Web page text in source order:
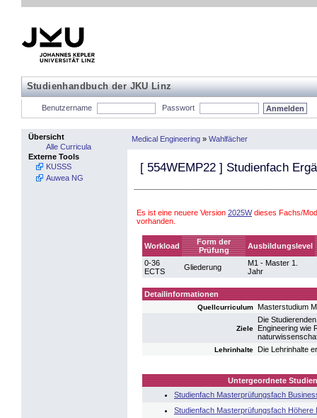
Studienhandbuch der JKU Linz
Benutzername Passwort
Übersicht
Alle Curricula
Externe Tools
KUSSS
Auwea NG
Medical Engineering » Wahlfächer
[ 554WEMP22 ] Studienfach
Es ist eine neuere Version 2025Wdieses Fachs/
vorhanden.
Workload
Form der
Prüfung
Ausbildungslevel
0-36
ECTS
Gliederung
M1 - Master 1.
Jahr
Detailinformationen
Quellcurriculum Masterstudium
Ziele
Die
Engineering wie
Lehrinhalte Die Lehrinhalte
Untergeordnete
Studienfach Masterprüfungsfach
Studienfach Masterprüfungsfach Höhere